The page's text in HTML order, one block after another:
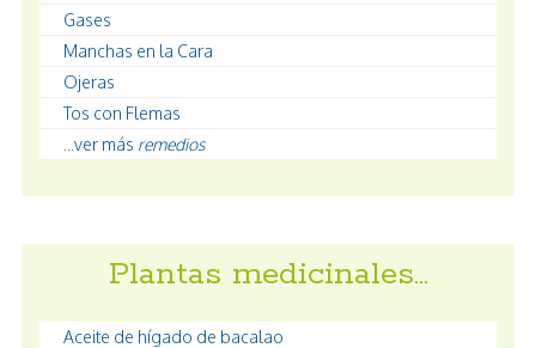
Gases
Manchas en la Cara
Ojeras
Tos con Flemas
...ver más remedios
Plantas medicinales…
Aceite de hígado de bacalao